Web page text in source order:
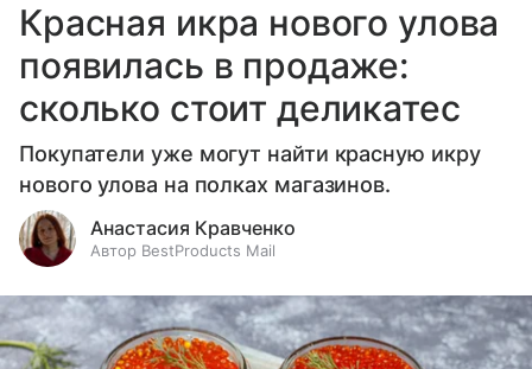
Красная икра нового улова
появилась в продаже:
сколько стоит деликатес
Покупатели уже могут найти красную икру
нового улова на полках магазинов.
Анастасия Кравченко
Автор BestProducts Mail